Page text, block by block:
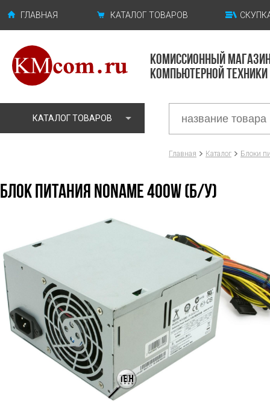
ГЛАВНАЯ КАТАЛОГ ТОВАРОВ
КОМИССИОННЫЙ
КОМПЬЮТЕРНОЙ ТЕХНИКИ
КАТАЛОГ ТОВАРОВ
Главная Каталог Блоки
БЛОК ПИТАНИЯ NONAME 400W (Б/У)